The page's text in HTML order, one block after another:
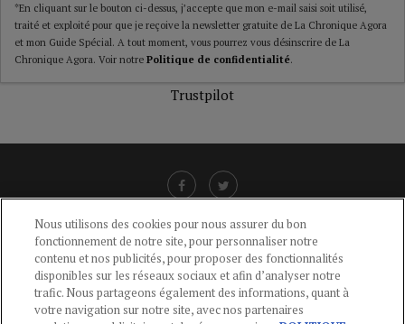
*En cliquant sur le bouton ci-dessus, j’accepte que mon e-mail saisi soit utilisé,
traité et exploité pour que je reçoive la newsletter gratuite de La Chronique Agora
et mon Guide Spécial. A tout moment, vous pourrez vous désinscrire de La
Chronique Agora. Voir notre Politique de confidentialité.
Trustpilot
LIENS UTILES
CGU-POLITIQUE DE CONFIDENTIALITÉ -POLITIQUE DES COOKIES
MENTIONS LÉGALES -AIDE
Nous utilisons des cookies pour nous assurer du bon
fonctionnement de notre site, pour personnaliser notre
contenu et nos publicités, pour proposer des fonctionnalités
disponibles sur les réseaux sociaux et afin d’analyser notre
trafic. Nous partageons également des informations, quant à
votre navigation sur notre site, avec nos partenaires